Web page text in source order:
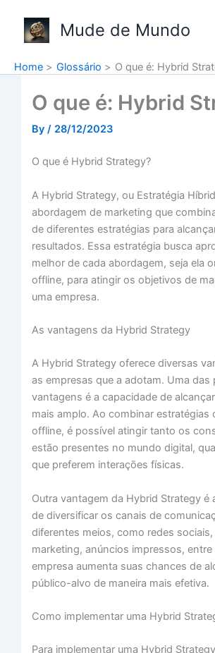
content
Mude de Mundo
Home Glossário O que é: Hybrid
O que é: Hybrid
By / 28/12/2023
O que é Hybrid Strategy?
A Hybrid Strategy, ou Estratégia
abordagem de marketing que
de diferentes estratégias para
resultados. Essa estratégia busca
melhor de cada abordagem, seja ela
offline, para atingir os objetivos de
uma empresa.
As vantagens da Hybrid Strategy
A Hybrid Strategy oferece diversas
as empresas que a adotam. Uma das
vantagens é a capacidade de
mais amplo. Ao combinar estratégias
offline, é possível atingir tanto os
estão presentes no mundo digital,
que preferem interações físicas.
Outra vantagem da Hybrid Strategy é
de diversificar os canais de
diferentes meios, como redes
marketing, anúncios impressos, entre
empresa aumenta suas chances de
público-alvo de maneira mais efetiva.
Como implementar uma Hybrid
Para implementar uma Hybrid